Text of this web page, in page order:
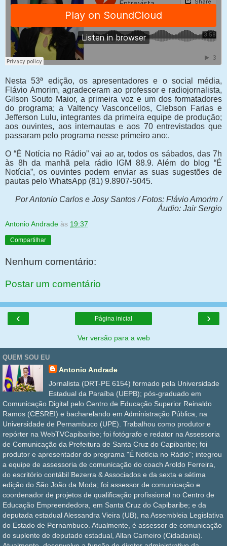
Nesta 53ª edição, os apresentadores e o social média,
Flávio Amorim, agradeceram ao professor e radiojornalista,
Gilson Souto Maior, a primeira voz e um dos formatadores
do programa; a Valtency Vasconcellos, Clebson Farias e
Jefferson Lulu, integrantes da primeira equipe de produção;
aos ouvintes, aos internautas e aos 70 entrevistados que
passaram pelo programa nesse primeiro ano:.
O “É Notícia no Rádio” vai ao ar, todos os sábados, das 7h
às 8h da manhã pela rádio IGM 88.9. Além do blog “É
Notícia”, os ouvintes podem enviar as suas sugestões de
pautas pelo WhatsApp (81) 9.8907-5045.
Por Antonio Carlos e Josy Santos / Fotos: Flávio Amorim /
Áudio: Jair Sergio
Antonio Andrade às 19:37
Compartilhar
Nenhum comentário:
Postar um comentário
‹ ›
Página inicial
Ver versão para a web
QUEM SOU EU
Antonio Andrade
Jornalista (DRT-PE 6154) formado pela Universidade
Estadual da Paraíba (UEPB); pós-graduado em
Comunicação Digital pelo Centro de Educação Superior Reinaldo
Ramos (CESREI) e bacharelando em Administração Pública, na
Universidade de Pernambuco (UPE). Trabalhou como produtor e
repórter na WebTVCapibaribe; foi fotógrafo e redator na Assessoria
de Comunicação da Prefeitura de Santa Cruz do Capibaribe; foi
produtor e apresentador do programa "É Notícia no Rádio"; integrou
a equipe de assessoria de comunicação do coach Aroldo Ferreira,
do escritório contábil Bezerra & Associados e da sexta e sétima
edição do São João da Moda; foi assessor de comunicação e
coordenador de projetos de qualificação profissional no Centro de
Educação Empreendedora, em Santa Cruz do Capibaribe; e da
deputada estadual Alessandra Vieira (UB), na Assembleia Legislativa
do Estado de Pernambuco. Atualmente, é assessor de comunicação
do suplente de deputado estadual, Allan Carneiro (Cidadania).